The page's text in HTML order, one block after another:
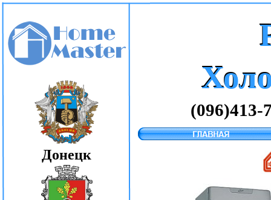
(096)413-
Донецк